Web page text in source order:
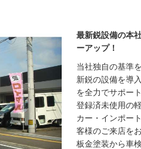
最新鋭設備の本
ーアップ！
当社独自の基準
新鋭の設備を導
を全力でサポー
登録済未使用の
カー・インポー
客様のご来店を
板金塗装から車